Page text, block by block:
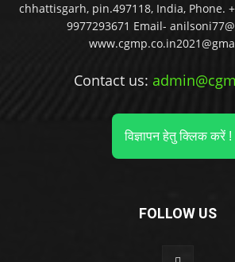
chhattisgarh, pin.497118, India, Phone.
9977293671 Email-
Contact us:
विज्ञापन हेतु क्लिक करें !
FOLLOW US